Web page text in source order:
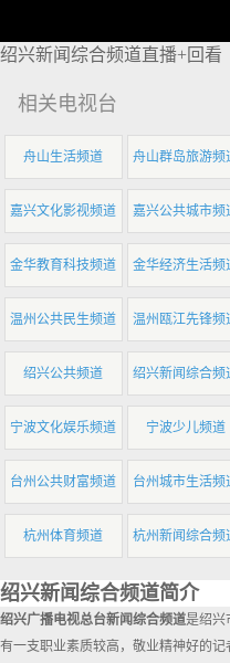
绍兴新闻综合频道直播+回看
相关电视台
舟山生活频道 舟山群岛旅游频
嘉兴文化影视频道 嘉兴公共城市频
金华教育科技频道 金华经济生活频
温州公共民生频道 温州瓯江先锋频
绍兴公共频道 绍兴新闻综合频
宁波文化娱乐频道 宁波少儿频道
台州公共财富频道 台州城市生活频
杭州体育频道 杭州新闻综合频
绍兴新闻综合频道简介
绍兴广播电视总台新闻综合频道是绍兴
有一支职业素质较高，敬业精神好的